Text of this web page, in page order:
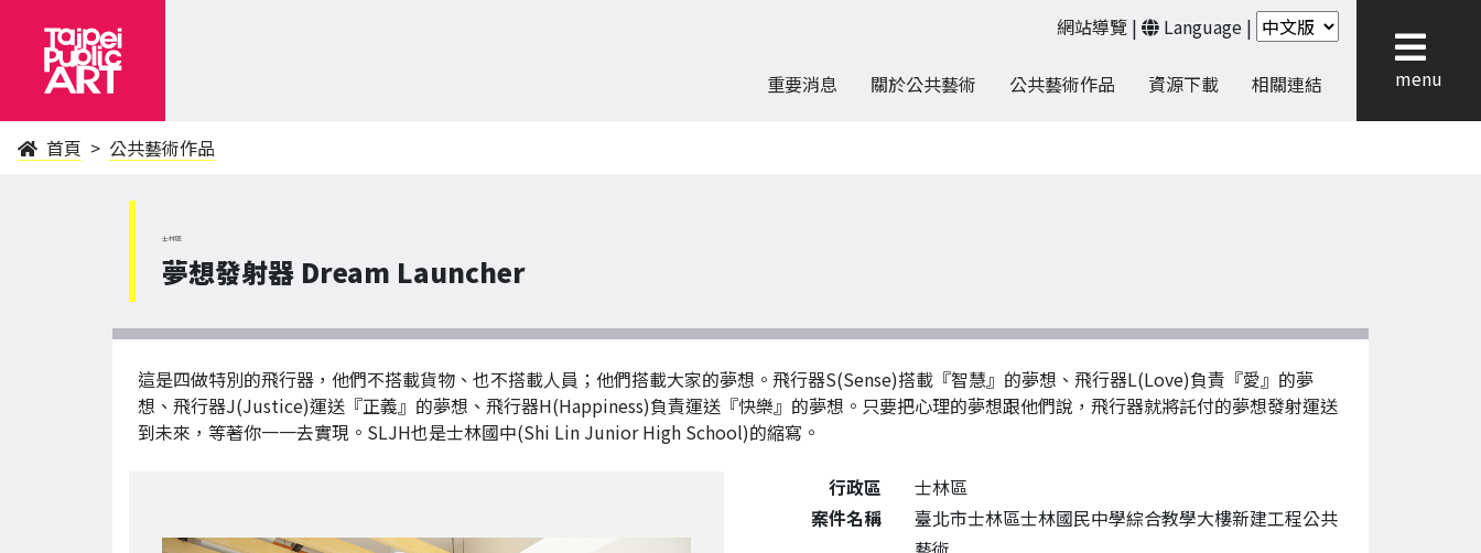
網站導覽 | Language |
重要消息 關於公共藝術 公共藝術作品 資源下載 相關連結 menu
首頁 公共藝術作品
士林區
夢想發射器 Dream Launcher
這是四做特別的飛行器，他們不搭載貨物、也不搭載人員；他們搭載大家的夢想。飛行器S(Sense)搭載『智慧』的夢想、飛行器L(Love)負責『愛』的夢
想、飛行器J(Justice)運送『正義』的夢想、飛行器H(Happiness)負責運送『快樂』的夢想。只要把心理的夢想跟他們說，飛行器就將託付的夢想發射運送
到未來，等著你一一去實現。SLJH也是士林國中(Shi Lin Junior High School)的縮寫。
公共藝術作品詳細資料
行政區
士林區
案件名稱
臺北市士林區士林國民中學綜合教學大樓新建工程公共